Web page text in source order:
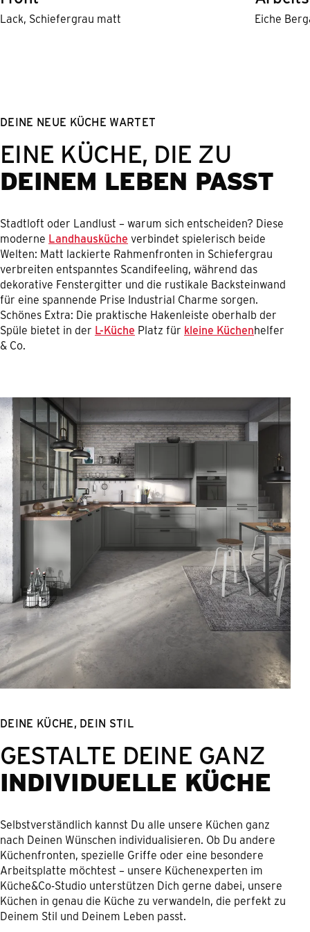
Lack, Schiefergrau matt Eiche
DEINE NEUE KÜCHE WARTET
EINE KÜCHE, DIE ZU
DEINEM LEBEN PASST
Stadtloft oder Landlust – warum sich entscheiden? Diese
moderne Landhausküche verbindet spielerisch beide
Welten: Matt lackierte Rahmenfronten in Schiefergrau
verbreiten entspanntes Scandifeeling, während das
dekorative Fenstergitter und die rustikale Backsteinwand
für eine spannende Prise Industrial Charme sorgen.
Schönes Extra: Die praktische Hakenleiste oberhalb der
Spüle bietet in der L-Küche Platz für kleine Küchenhelfer
& Co.
DEINE KÜCHE, DEIN STIL
GESTALTE DEINE GANZ
INDIVIDUELLE KÜCHE
Selbstverständlich kannst Du alle unsere Küchen ganz
nach Deinen Wünschen individualisieren. Ob Du andere
Küchenfronten, spezielle Griffe oder eine besondere
Arbeitsplatte möchtest – unsere Küchenexperten im
Küche&Co-Studio unterstützen Dich gerne dabei, unsere
Küchen in genau die Küche zu verwandeln, die perfekt zu
Deinem Stil und Deinem Leben passt.